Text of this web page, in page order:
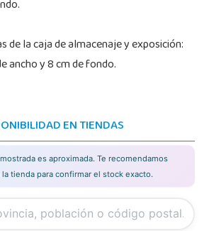
de la caja de almacenaje y exposición:
ancho y 8 cm de fondo.
EN TIENDAS
es aproximada. Te recomendamos
tienda para confirmar el stock exacto.